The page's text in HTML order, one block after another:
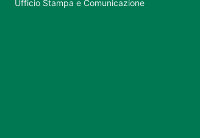
Ufficio Stampa e Comunicazione